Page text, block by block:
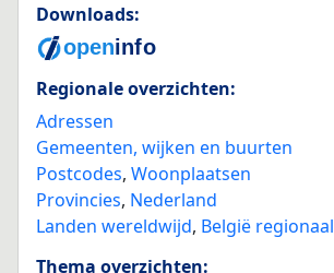
Downloads:
Regionale overzichten:
Adressen
Gemeenten, wijken en buurten
Postcodes, Woonplaatsen
Provincies, Nederland
Landen wereldwijd, België regionaal
Thema overzichten: